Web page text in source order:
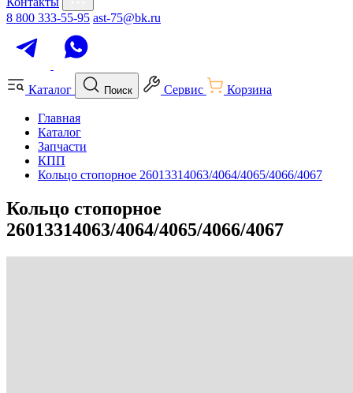
8 800 333-55-95 ast-75@bk.ru
Каталог Поиск Сервис Корзина
Главная
Каталог
Запчасти
КПП
Кольцо стопорное 26013314063/4064/4065/4066/4067
Кольцо стопорное
26013314063/4064/4065/4066/4067